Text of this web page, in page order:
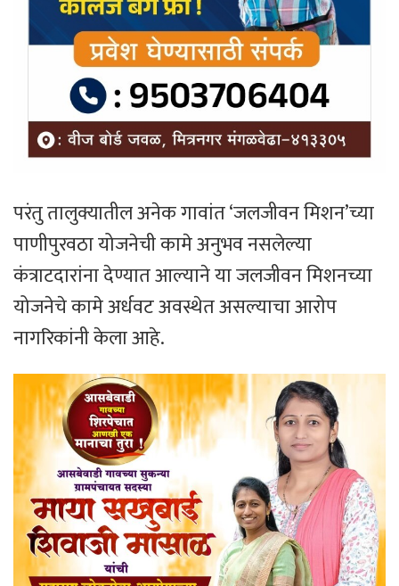
परंतु तालुक्यातील अनेक गावांत ‘जलजीवन मिशन’च्या
पाणीपुरवठा योजनेची कामे अनुभव नसलेल्या
कंत्राटदारांना देण्यात आल्याने या जलजीवन मिशनच्या
योजनेचे कामे अर्धवट अवस्थेत असल्याचा आरोप
नागरिकांनी केला आहे.